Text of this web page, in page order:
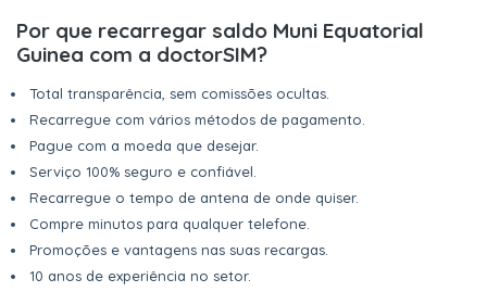
Por que recarregar saldo Muni Equatorial
Guinea com a doctorSIM?
Total transparência, sem comissões ocultas.
Recarregue com vários métodos de pagamento.
Pague com a moeda que desejar.
Serviço 100% seguro e confiável.
Recarregue o tempo de antena de onde quiser.
Compre minutos para qualquer telefone.
Promoções e vantagens nas suas recargas.
10 anos de experiência no setor.